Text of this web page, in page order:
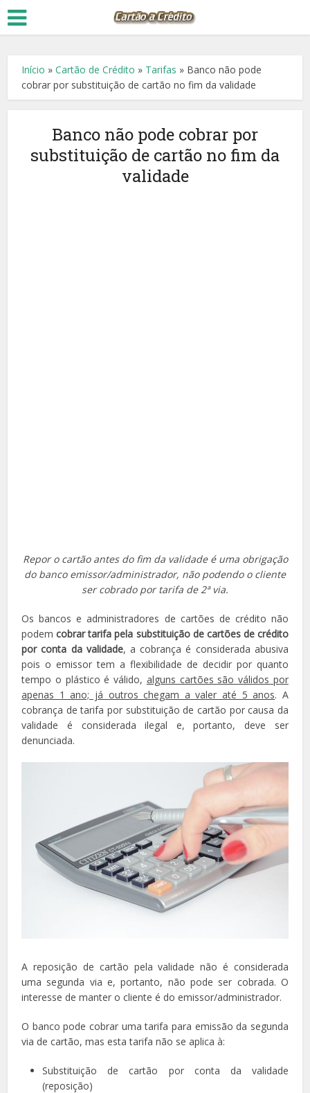
Início »Cartão de Crédito » Tarifas » Banco não pode
cobrar por substituição de cartão no fim da validade
Banco não pode cobrar por
substituição de cartão no fim da
validade
Repor o cartão antes do fim da validade é uma obrigação
do banco emissor/administrador, não podendo o cliente
ser cobrado por tarifa de 2ª via.
Os bancos e administradores de cartões de crédito não
podemcobrar tarifa pela substituição de cartões de crédito
por conta da validade, a cobrança é considerada abusiva
pois o emissor tem a flexibilidade de decidir por quanto
tempo o plástico é válido, alguns cartões são válidos por
apenas 1 ano; já outros chegam a valer até 5 anos. A
cobrança de tarifa por substituição de cartão por causa da
validade é considerada ilegal e, portanto, deve ser
denunciada.
A reposição de cartão pela validade não é considerada
uma segunda via e, portanto, não pode ser cobrada. O
interesse de manter o cliente é do emissor/administrador.
O banco pode cobrar uma tarifa para emissão da segunda
via de cartão, mas esta tarifa não se aplica à:
Substituição de cartão por conta da validade
(reposição)